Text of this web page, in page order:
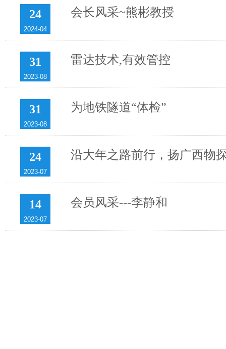
24
2024-04
会长风采~熊彬教授
31
2023-08
雷达技术,有效管控
31
2023-08
为地铁隧道“体检”
24
2023-07
沿大年之路前行，扬广西物
14
2023-07
会员风采---李静和